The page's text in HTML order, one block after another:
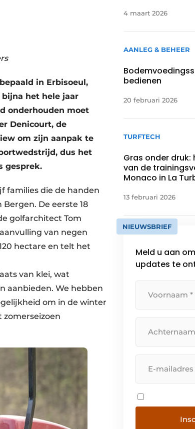
in Erbisoeul,
het hele jaar
onderhouden moet
Denicourt, de
om zijn aanpak te
dus het
gesprek.
families die de handen
De eerste 18
golfarchitect Tom
van negen
hectare en telt het
van klei, wat
aanbieden. We hebben
om in de winter
zomerseizoen
4 maart 2026
AANLEG & BEHEER
bedienen
20 februari 2026
TURFTECH
Gras onder
van de
Monaco in La
13 februari 2026
NIEUWSBRIEF
Meld u aan
updates te